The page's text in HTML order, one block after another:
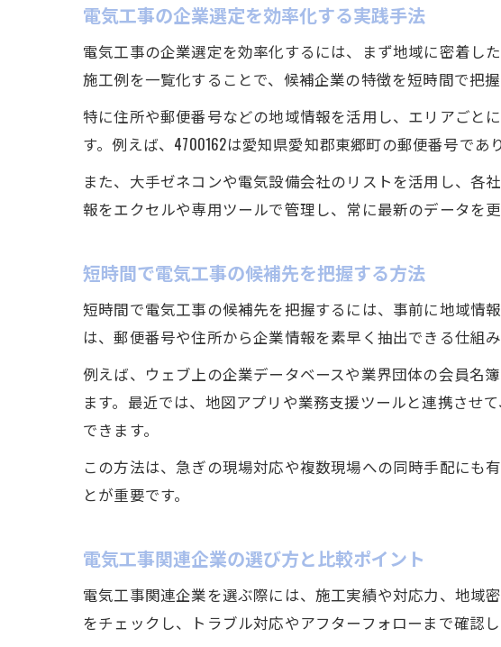
地域
電気
愛知県
電気
電気
電気
住所
電気
電気工事の企業選定を効率化する実践手法
電気工事の企業選定を効率化するには、まず地域に密着し
施工例を一覧化することで、候補企業の特徴を短時間で把握
特に住所や郵便番号などの地域情報を活用し、エリアごと
す。例えば、4700162は愛知県愛知郡東郷町の郵便番号で
また、大手ゼネコンや電気設備会社のリストを活用し、各
報をエクセルや専用ツールで管理し、常に最新のデータを
短時間で電気工事の候補先を把握する方法
短時間で電気工事の候補先を把握するには、事前に地域情
は、郵便番号や住所から企業情報を素早く抽出できる仕組み
例えば、ウェブ上の企業データベースや業界団体の会員名
ます。最近では、地図アプリや業務支援ツールと連携させ
できます。
この方法は、急ぎの現場対応や複数現場への同時手配にも
とが重要です。
電気工事関連企業の選び方と比較ポイント
電気工事関連企業を選ぶ際には、施工実績や対応力、地域
をチェックし、トラブル対応やアフターフォローまで確認し